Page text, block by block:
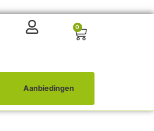
0
Aanbiedingen